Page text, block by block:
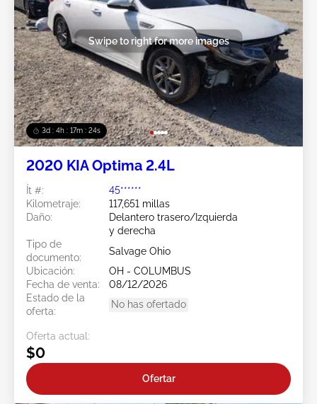
3d : 4h : 17m : 21s
Swipe to right for more images
2020 KIA Optima 2.4L
Ít #:
45******
Kilometraje:
117,651 millas
Daño:
Delantero trasero/Izquierda
y derecha
Tipo de
documento:
Salvage Ohio
Ubicación:
OH - COLUMBUS
Fecha de venta:
08/12/2026
Estado de la
oferta:
No has ofertado
Oferta actual:
$0
Ofertar